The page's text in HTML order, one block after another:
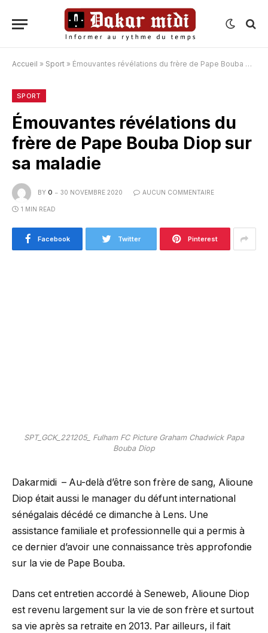
Accueil » Sport » Émouvantes révélations du frère de Pape Bouba Diop sur sa maladie
SPORT
Émouvantes révélations du
frère de Pape Bouba Diop sur
sa maladie
BY O 30 NOVEMBRE 2020 AUCUN COMMENTAIRE
1 MIN READ
Facebook Twitter Pinterest
SPT_GCK_221205_ Fulham FC Picture Graham Chadwick Papa
Bouba Diop
Dakarmidi – Au-delà d’être son frère de sang, Alioune
Diop était aussi le manager du défunt international
sénégalais décédé ce dimanche à Lens. Une
assistance familiale et professionnelle qui a permis à
ce dernier d’avoir une connaissance très approfondie
sur la vie de Pape Bouba.
Dans cet entretien accordé à Seneweb, Alioune Diop
est revenu largement sur la vie de son frère et surtout
sa vie après sa retraite en 2013. Par ailleurs, il fait